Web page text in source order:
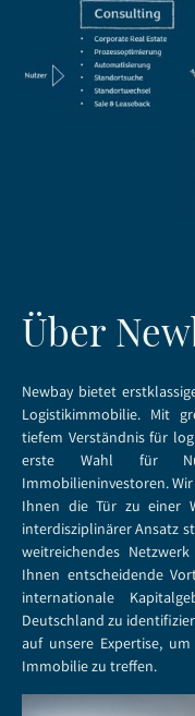
Über
Newbay bietet
Logistikimmobilie. Mit
tiefem Verständnis für
erste Wahl für
Immobilieninvestoren.
Ihnen die Tür zu einer
interdisziplinärer Ansatz
weitreichendes
Ihnen entscheidende
internationale
Deutschland zu
auf unsere Expertise,
Immobilie zu treffen.